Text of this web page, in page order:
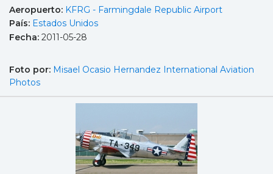
Aeropuerto: KFRG - Farmingdale Republic Airport
País: Estados Unidos
Fecha: 2011-05-28
Foto por: Misael Ocasio Hernandez International Aviation
Photos